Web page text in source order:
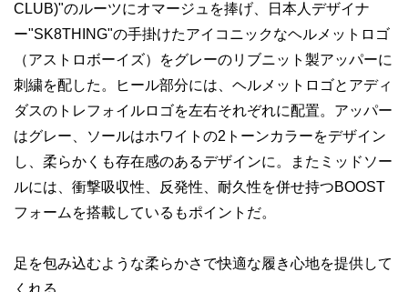
CLUB)"のルーツにオマージュを捧げ、日本人デザイナ
ー"SK8THING"の手掛けたアイコニックなヘルメットロゴ
（アストロボーイズ）をグレーのリブニット製アッパーに
刺繍を配した。ヒール部分には、ヘルメットロゴとアディ
ダスのトレフォイルロゴを左右それぞれに配置。アッパー
はグレー、ソールはホワイトの2トーンカラーをデザイン
し、柔らかくも存在感のあるデザインに。またミッドソー
ルには、衝撃吸収性、反発性、耐久性を併せ持つBOOST
フォームを搭載しているもポイントだ。
足を包み込むような柔らかさで快適な履き心地を提供して